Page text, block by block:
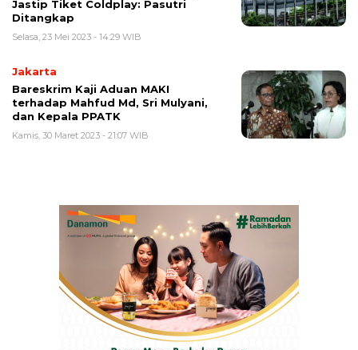
Jastip Tiket Coldplay: Pasutri
Ditangkap
Selasa, 23 Mei 2023 - 14:29 WIB
Jakarta
Bareskrim Kaji Aduan MAKI
terhadap Mahfud Md, Sri Mulyani,
dan Kepala PPATK
Kamis, 30 Maret 2023 - 21:07 WIB